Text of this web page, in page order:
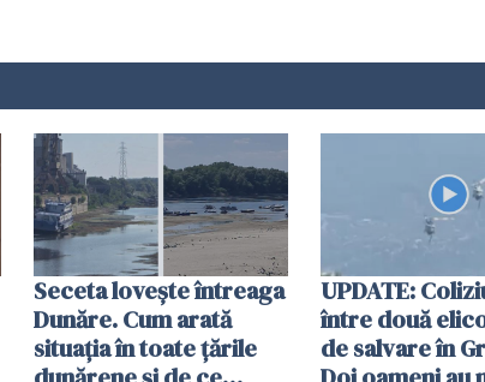
Seceta lovește întreaga
Dunăre. Cum arată
situația în toate țările
UPDATE:
între două
de salvare în